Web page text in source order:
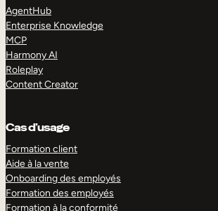
AgentHub
Enterprise Knowledge
MCP
Harmony AI
Roleplay
Content Creator
Cas d’usage
Formation client
Aide à la vente
Onboarding des employés
Formation des employés
Formation à la conformité